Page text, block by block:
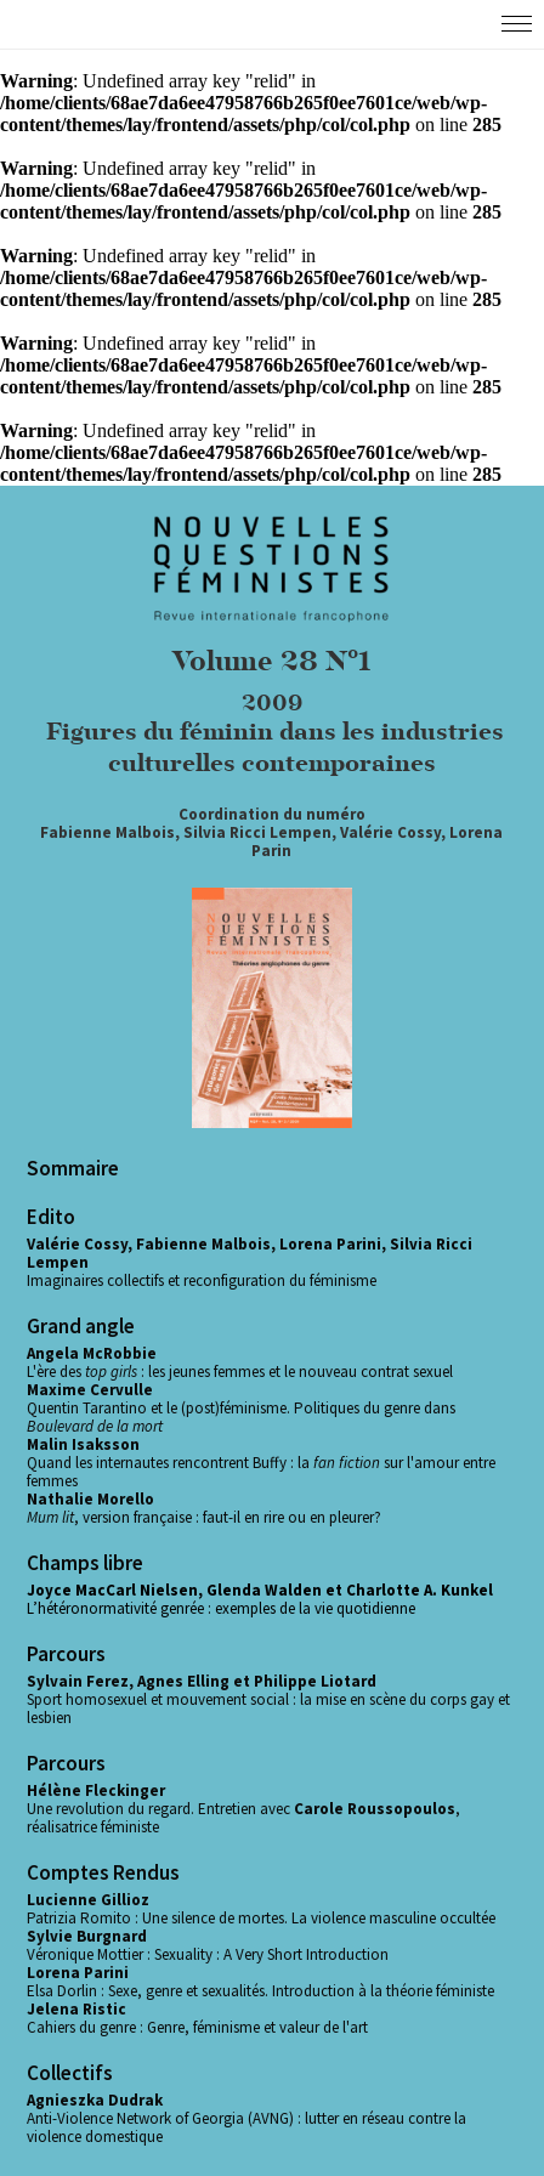
Warning: Undefined array key "relid" in
/home/clients/68ae7da6ee47958766b265f0ee7601ce/web/wp-
content/themes/lay/frontend/assets/php/col/col.php on line 285
Warning: Undefined array key "relid" in
/home/clients/68ae7da6ee47958766b265f0ee7601ce/web/wp-
content/themes/lay/frontend/assets/php/col/col.php on line 285
Warning: Undefined array key "relid" in
/home/clients/68ae7da6ee47958766b265f0ee7601ce/web/wp-
content/themes/lay/frontend/assets/php/col/col.php on line 285
Warning: Undefined array key "relid" in
/home/clients/68ae7da6ee47958766b265f0ee7601ce/web/wp-
content/themes/lay/frontend/assets/php/col/col.php on line 285
Warning: Undefined array key "relid" in
/home/clients/68ae7da6ee47958766b265f0ee7601ce/web/wp-
content/themes/lay/frontend/assets/php/col/col.php on line 285
Volume 28 N°1
2009
Figures du féminin dans les industries
culturelles contemporaines
Coordination du numéro
Fabienne Malbois, Silvia Ricci Lempen, Valérie Cossy, Lorena
Parin
Sommaire
Edito
Valérie Cossy, Fabienne Malbois, Lorena Parini, Silvia Ricci
Lempen
Imaginaires collectifs et reconfiguration du féminisme
Grand angle
Angela McRobbie
L'ère destop girls : les jeunes femmes et le nouveau contrat sexuel
Maxime Cervulle
Quentin Tarantino et le (post)féminisme. Politiques du genre dans
Boulevard de la mort
Malin Isaksson
Quand les internautes rencontrent Buffy : lafan fiction sur l'amour entre
femmes
Nathalie Morello
Mum lit, version française : faut-il en rire ou en pleurer?
Champs libre
Joyce MacCarl Nielsen, Glenda Walden et Charlotte A. Kunkel
L’hétéronormativité genrée : exemples de la vie quotidienne
Parcours
Sylvain Ferez, Agnes Elling et Philippe Liotard
Sport homosexuel et mouvement social : la mise en scène du corps gay et
lesbien
Parcours
Hélène Fleckinger
Une revolution du regard. Entretien avec Carole Roussopoulos,
réalisatrice féministe
Comptes Rendus
Lucienne Gillioz
Patrizia Romito : Une silence de mortes. La violence masculine occultée
Sylvie Burgnard
Véronique Mottier : Sexuality : A Very Short Introduction
Lorena Parini
Elsa Dorlin : Sexe, genre et sexualités. Introduction à la théorie féministe
Jelena Ristic
Cahiers du genre : Genre, féminisme et valeur de l'art
Collectifs
Agnieszka Dudrak
Anti-Violence Network of Georgia (AVNG) : lutter en réseau contre la
violence domestique